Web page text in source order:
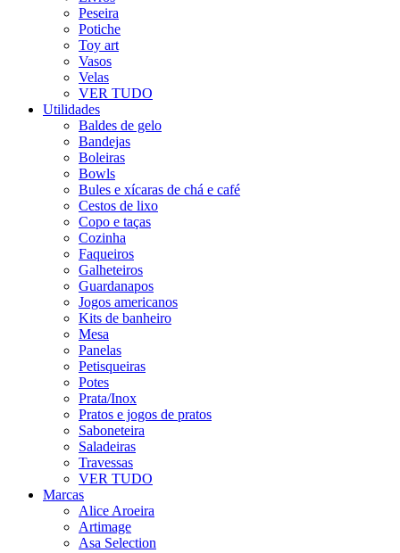
Peseira
Potiche
Toy art
Vasos
Velas
VER TUDO
Utilidades
Baldes de gelo
Bandejas
Boleiras
Bowls
Bules e xícaras de chá e café
Cestos de lixo
Copo e taças
Cozinha
Faqueiros
Galheteiros
Guardanapos
Jogos americanos
Kits de banheiro
Mesa
Panelas
Petisqueiras
Potes
Prata/Inox
Pratos e jogos de pratos
Saboneteira
Saladeiras
Travessas
VER TUDO
Marcas
Alice Aroeira
Artimage
Asa Selection